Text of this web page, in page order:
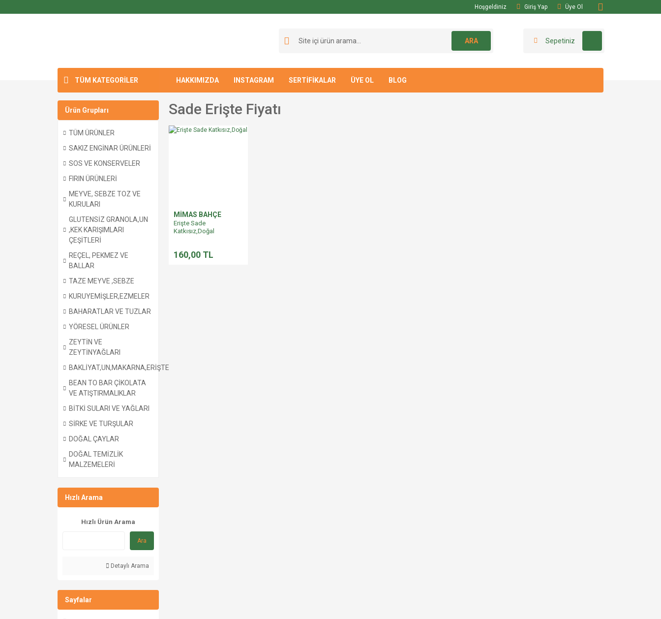
Hoşgeldiniz Giriş Yap Üye Ol
ARA Sepetiniz
TÜM KATEGORİLER HAKKIMIZDA INSTAGRAM SERTİFİKALAR ÜYE OL BLOG
Ürün Grupları
TÜM ÜRÜNLER
SAKIZ ENGİNAR ÜRÜNLERİ
SOS VE KONSERVELER
FIRIN ÜRÜNLERİ
MEYVE, SEBZE TOZ VE
KURULARI
GLUTENSİZ GRANOLA,UN
,KEK KARIŞIMLARI
ÇEŞİTLERİ
REÇEL, PEKMEZ VE
BALLAR
TAZE MEYVE ,SEBZE
KURUYEMİŞLER,EZMELER
BAHARATLAR VE TUZLAR
YÖRESEL ÜRÜNLER
ZEYTİN VE
ZEYTİNYAĞLARI
BAKLİYAT,UN,MAKARNA,ERİŞTE
BEAN TO BAR ÇİKOLATA
VE ATIŞTIRMALIKLAR
BİTKİ SULARI VE YAĞLARI
SİRKE VE TURŞULAR
DOĞAL ÇAYLAR
DOĞAL TEMİZLİK
MALZEMELERİ
Hızlı Arama
Hızlı Ürün Arama
Ara
Detaylı Arama
Sayfalar
Sade Erişte Fiyatı
MİMAS BAHÇE
Erişte Sade
Katkısız,Doğal
160,00 TL